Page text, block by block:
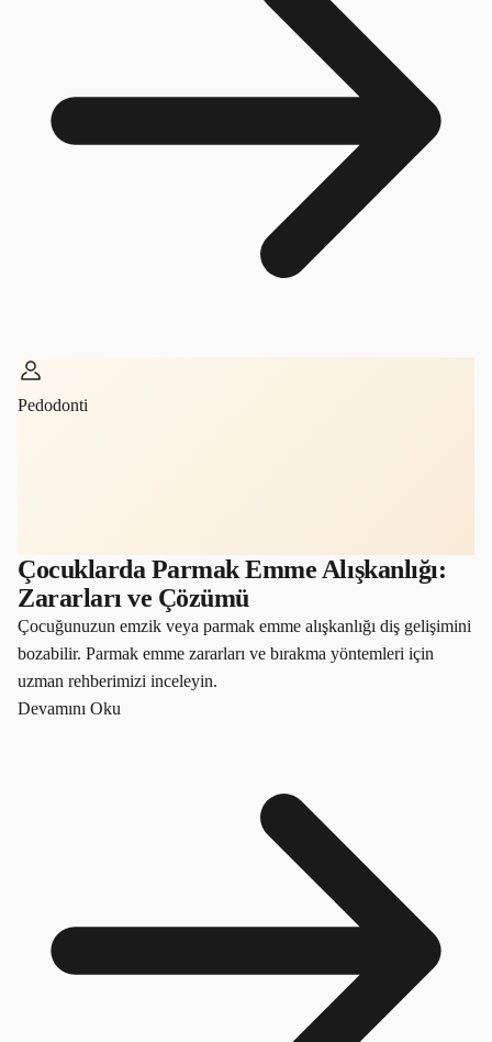
Pedodonti
Çocuklarda Parmak Emme Alışkanlığı:
Zararları ve Çözümü
Çocuğunuzun emzik veya parmak emme alışkanlığı diş gelişimini
bozabilir. Parmak emme zararları ve bırakma yöntemleri için
uzman rehberimizi inceleyin.
Devamını Oku